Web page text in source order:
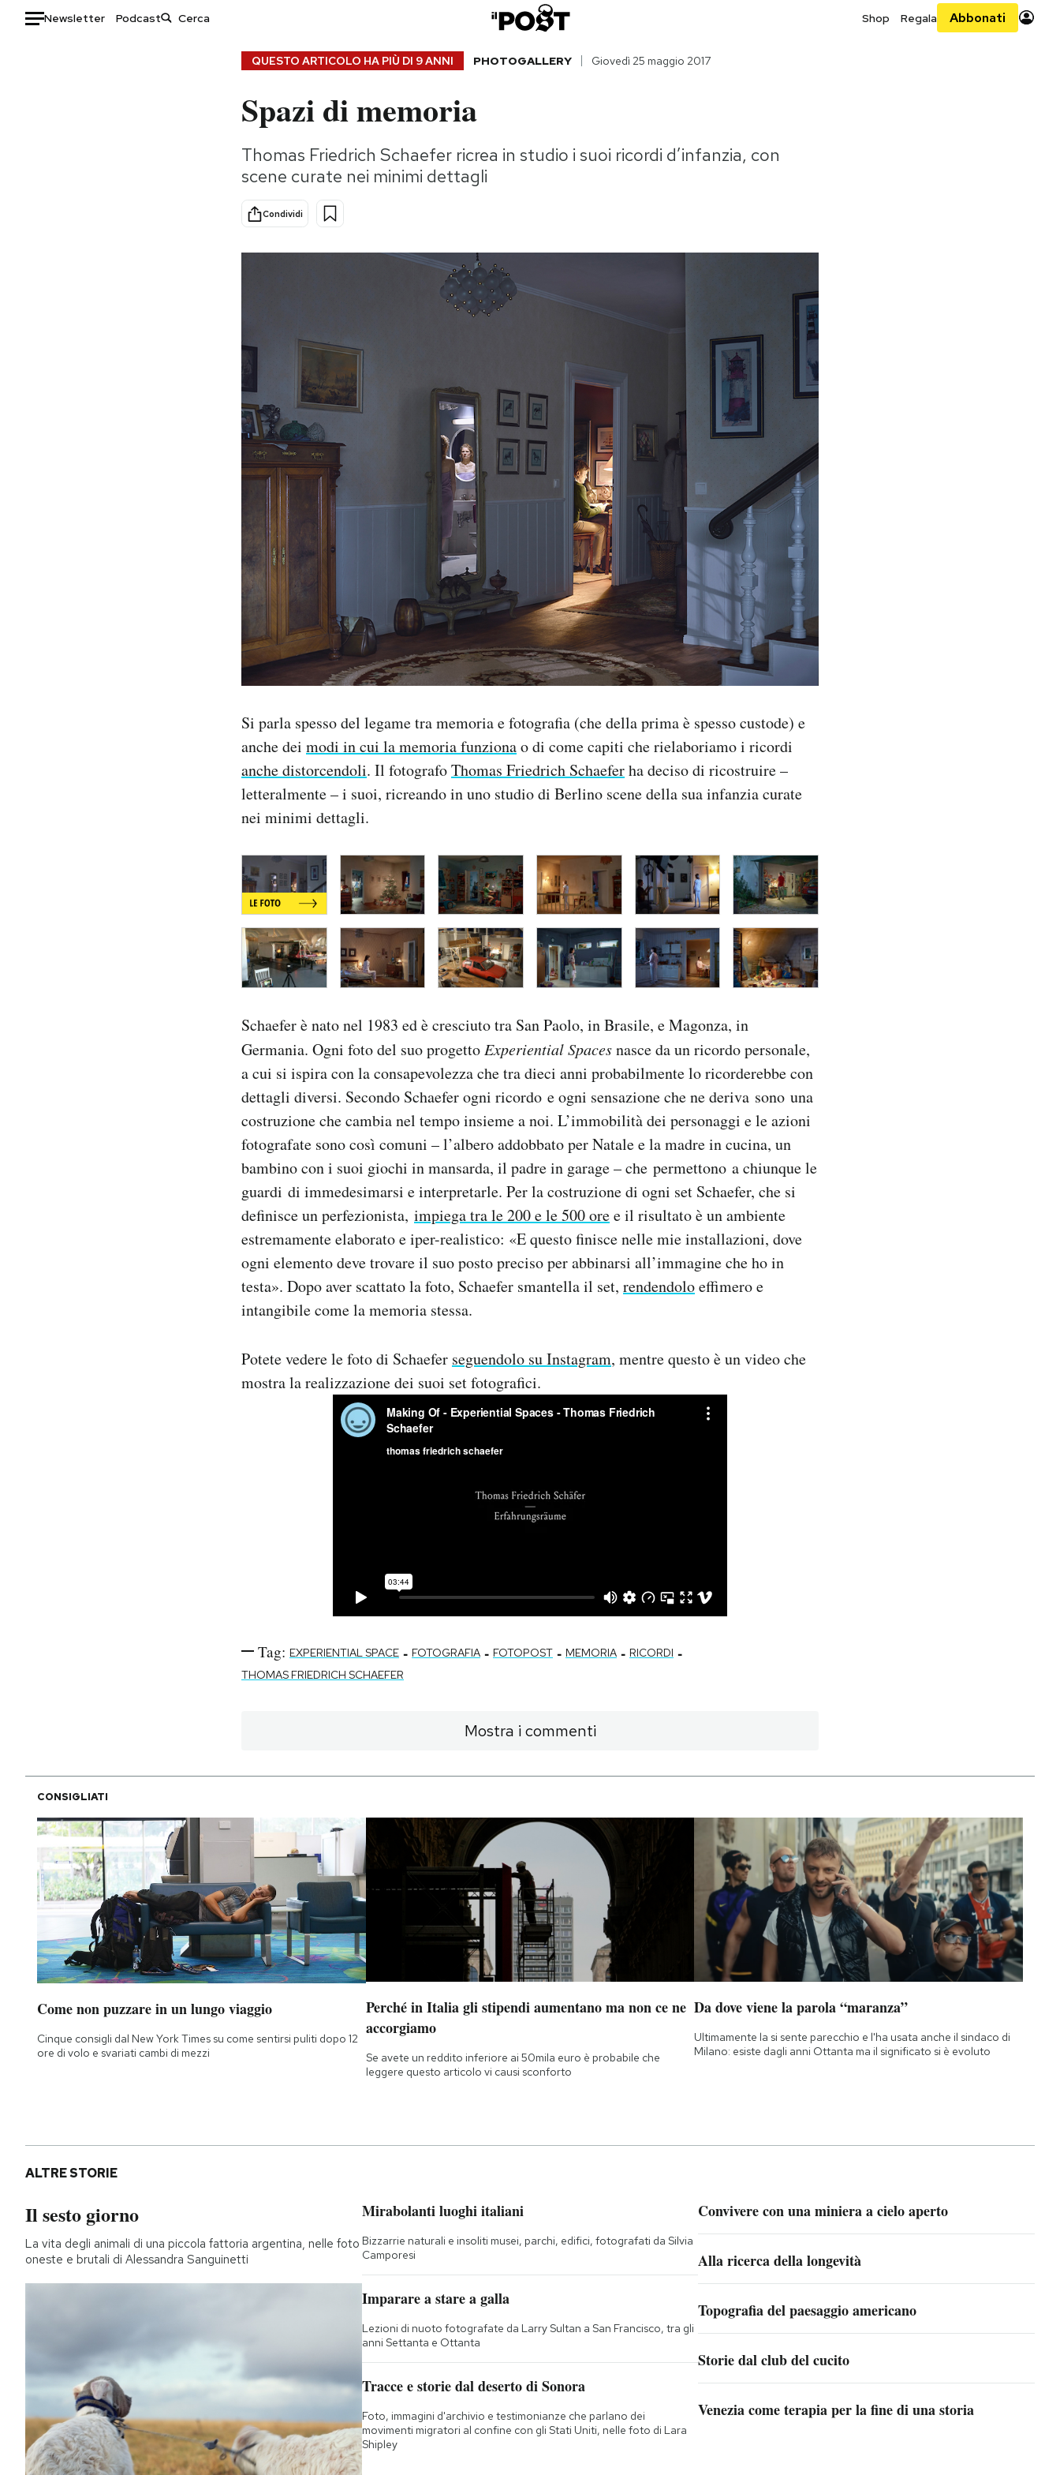
Newsletter Podcast Shop Regala Abbonati
Consumismi
Storie/Idee
Ok Boomer!
QUESTO ARTICOLO HA PIÙ DI 9 ANNI PHOTOGALLERY Giovedì 25 maggio 2017
Spazi di memoria
Thomas Friedrich Schaefer ricrea in studio i suoi ricordi d’infanzia, con
scene curate nei minimi dettagli
Condividi
Si parla spesso del legame tra memoria e fotografia (che della prima è spesso custode) e
anche dei modi in cui la memoria funzionao di come capiti che rielaboriamo i ricordi
anche distorcendoli. Il fotografoThomas Friedrich Schaeferha deciso di ricostruire –
letteralmente – i suoi, ricreando in uno studio di Berlino scene della sua infanzia curate
nei minimi dettagli.
Schaefer è nato nel 1983 ed è cresciuto tra San Paolo, in Brasile, e Magonza, in
Germania. Ogni foto del suo progetto Experiential Spacesnasce da un ricordo personale,
a cui si ispira con la consapevolezza che tra dieci anni probabilmente lo ricorderebbe con
dettagli diversi. Secondo Schaefer ogni ricordo e ogni sensazione che ne deriva sono una
costruzione che cambia nel tempo insieme a noi. L’immobilità dei personaggi e le azioni
fotografate sono così comuni – l’albero addobbato per Natale e la madre in cucina, un
bambino con i suoi giochi in mansarda, il padre in garage – che permettono a chiunque le
guardi di immedesimarsi e interpretarle. Per la costruzione di ogni set Schaefer, che si
definisce un perfezionista, impiega tra le 200 e le 500 oree il risultato è un ambiente
estremamente elaborato e iper-realistico: «E questo finisce nelle mie installazioni, dove
ogni elemento deve trovare il suo posto preciso per abbinarsi all’immagine che ho in
testa». Dopo aver scattato la foto, Schaefer smantella il set, rendendoloeffimero e
intangibile come la memoria stessa.
Potete vedere le foto di Schaefer seguendolo su Instagram, mentre questo è un video che
mostra la realizzazione dei suoi set fotografici.
Tag: EXPERIENTIAL SPACE - FOTOGRAFIA - FOTOPOST - MEMORIA - RICORDI -
THOMAS FRIEDRICH SCHAEFER
Mostra i commenti
CONSIGLIATI
Come non puzzare in un lungo viaggio
Cinque consigli dal New York Times su come sentirsi puliti dopo 12
ore di volo e svariati cambi di mezzi
Perché in Italia gli stipendi aumentano ma non ce ne
accorgiamo
Se avete un reddito inferiore ai 50mila euro è probabile che
leggere questo articolo vi causi sconforto
Da dove viene la parola “maranza”
Ultimamente la si sente parecchio e l'ha usata anche il sindaco di
Milano: esiste dagli anni Ottanta ma il significato si è evoluto
ALTRE STORIE
Il sesto giorno
La vita degli animali di una piccola fattoria argentina, nelle foto
oneste e brutali di Alessandra Sanguinetti
Mirabolanti luoghi italiani
Bizzarrie naturali e insoliti musei, parchi, edifici, fotografati da Silvia
Camporesi
Imparare a stare a galla
Lezioni di nuoto fotografate da Larry Sultan a San Francisco, tra gli
anni Settanta e Ottanta
Tracce e storie dal deserto di Sonora
Foto, immagini d'archivio e testimonianze che parlano dei
movimenti migratori al confine con gli Stati Uniti, nelle foto di Lara
Shipley
Convivere con una miniera a cielo aperto
Alla ricerca della longevità
Topografia del paesaggio americano
Storie dal club del cucito
Venezia come terapia per la fine di una storia